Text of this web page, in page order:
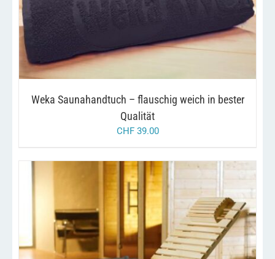
VARIANTEN
AUF.
KÖNNEN
DER
WERDEN
Weka Saunahandtuch – flauschig weich in bester
Qualität
CHF39.00
IN DEN WARENKORB / DETAILS